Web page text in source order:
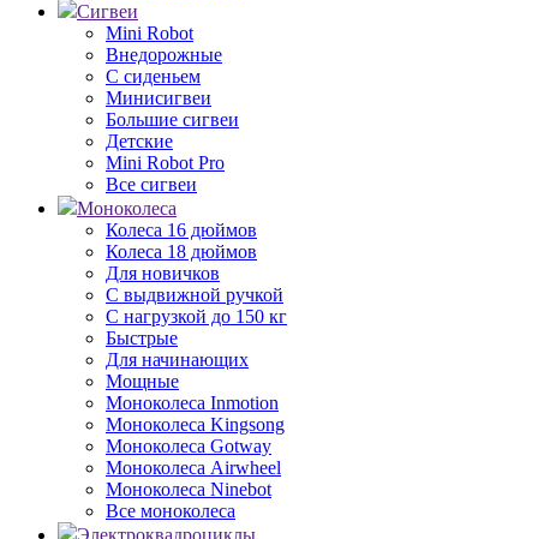
Сигвеи
Mini Robot
Внедорожные
С сиденьем
Минисигвеи
Большие сигвеи
Детские
Mini Robot Pro
Все сигвеи
Моноколеса
Колеса 16 дюймов
Колеса 18 дюймов
Для новичков
С выдвижной ручкой
С нагрузкой до 150 кг
Быстрые
Для начинающих
Мощные
Моноколеса Inmotion
Моноколеса Kingsong
Моноколеса Gotway
Моноколеса Airwheel
Моноколеса Ninebot
Все моноколеса
Электроквадроциклы